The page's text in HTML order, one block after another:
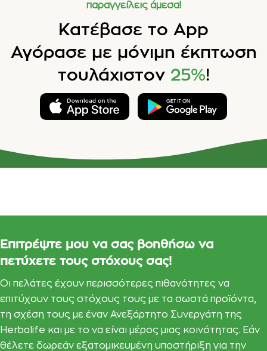
παραγγείλεις άμεσα!
Κατέβασε το App
Αγόρασε με μόνιμη έκπτωση
τουλάχιστον 25%!
Επιτρέψτε μου να σας βοηθήσω να
πετύχετε τους στόχους σας!
Οι πελάτες έχουν περισσότερες πιθανότητες να
επιτύχουν τους στόχους τους με τα σωστά προϊόντα,
τη σχέση τους με έναν Ανεξάρτητο Συνεργάτη της
Herbalife και με το να είναι μέρος μιας κοινότητας. Εάν
θέλετε δωρεάν εξατομικευμένη υποστήριξη για την